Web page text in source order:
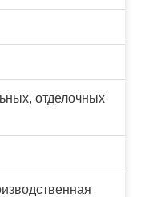
отделочных